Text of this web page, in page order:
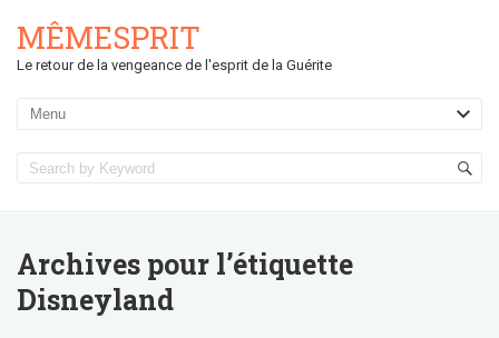
MÊMESPRIT
Le retour de la vengeance de l'esprit de la Guérite
Archives pour l’étiquette
Disneyland